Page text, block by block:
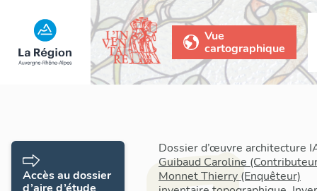
Vue
cartographique
Dossier d’œuvre architecture
Guibaud Caroline
Monnet Thierry (Enquêteur)
Accès au dossier